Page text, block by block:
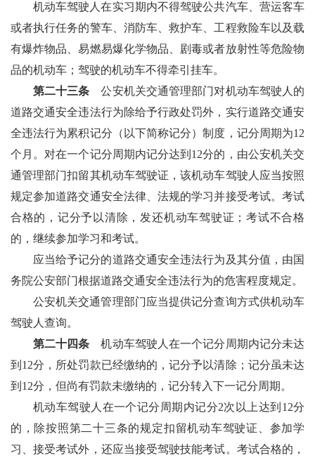
机动车驾驶人在实习期内不得驾驶公共汽车、营运客车
或者执行任务的警车、消防车、救护车、工程救险车以及载
有爆炸物品、易燃易爆化学物品、剧毒或者放射性等危险物
品的机动车；驾驶的机动车不得牵引挂车。
第二十三条 公安机关交通管理部门对机动车驾驶人的
道路交通安全违法行为除给予行政处罚外，实行道路交通安
全违法行为累积记分（以下简称记分）制度，记分周期为12
个月。对在一个记分周期内记分达到12分的，由公安机关交
通管理部门扣留其机动车驾驶证，该机动车驾驶人应当按照
规定参加道路交通安全法律、法规的学习并接受考试。考试
合格的，记分予以清除，发还机动车驾驶证；考试不合格
的，继续参加学习和考试。
应当给予记分的道路交通安全违法行为及其分值，由国
务院公安部门根据道路交通安全违法行为的危害程度规定。
公安机关交通管理部门应当提供记分查询方式供机动车
驾驶人查询。
第二十四条 机动车驾驶人在一个记分周期内记分未达
到12分，所处罚款已经缴纳的，记分予以清除；记分虽未达
到12分，但尚有罚款未缴纳的，记分转入下一记分周期。
机动车驾驶人在一个记分周期内记分2次以上达到12分
的，除按照第二十三条的规定扣留机动车驾驶证、参加学
习、接受考试外，还应当接受驾驶技能考试。考试合格的，